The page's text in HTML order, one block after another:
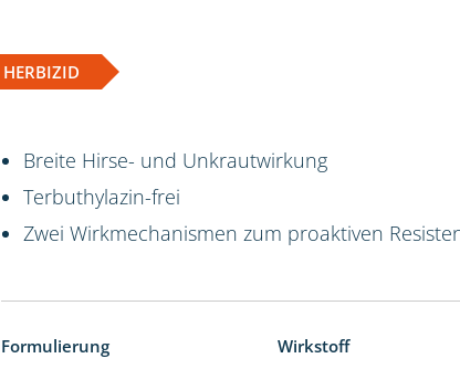
HERBIZID
Breite Hirse- und Unkrautwirkung
Terbuthylazin-frei
Zwei Wirkmechanismen zum proaktiven
Formulierung Wirkstoff